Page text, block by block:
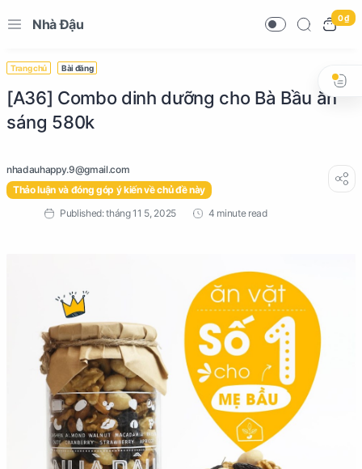
Nhà Đậu 0 ₫
Trang chủ Bài đăng
[A36] Combo dinh dưỡng cho Bà Bầu ăn
sáng 580k
Thảo luận và đóng góp ý kiến về chủ đề này
4 minute read